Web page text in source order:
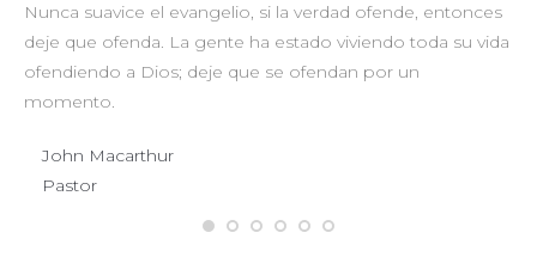
Nunca suavice el evangelio, si la verdad ofende, entonces
deje que ofenda. La gente ha estado viviendo toda su vida
ofendiendo a Dios; deje que se ofendan por un
momento.
John Macarthur
Pastor